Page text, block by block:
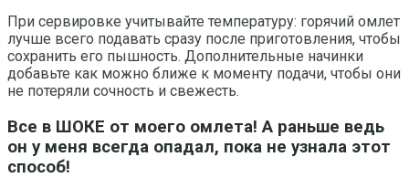
При сервировке учитывайте температуру: горячий омлет
лучше всего подавать сразу после приготовления, чтобы
сохранить его пышность. Дополнительные начинки
добавьте как можно ближе к моменту подачи, чтобы они
не потеряли сочность и свежесть.
Все в ШОКЕ от моего омлета! А раньше ведь
он у меня всегда опадал, пока не узнала этот
способ!